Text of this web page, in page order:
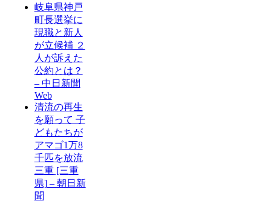
岐阜県神戸
町長選挙に
現職と新人
が立候補 ２
人が訴えた
公約とは？
– 中日新聞
Web
清流の再生
を願って 子
どもたちが
アマゴ1万8
千匹を放流
三重 [三重
県] – 朝日新
聞